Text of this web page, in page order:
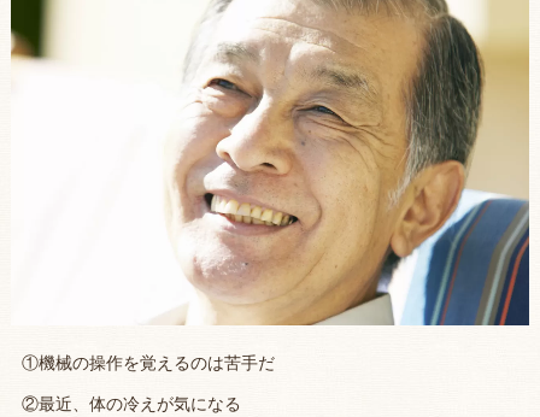
①機械の操作を覚えるのは苦手だ
②最近、体の冷えが気になる